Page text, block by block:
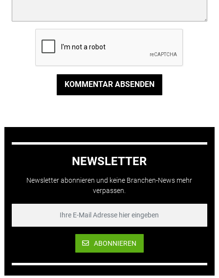
KOMMENTAR ABSENDEN
NEWSLETTER
Newsletter abonnieren und keine Branchen-News mehr
verpassen.
ABONNIEREN